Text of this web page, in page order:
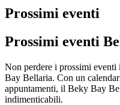
Prossimi eventi
Prossimi eventi
Non perdere i prossimi
Bay Bellaria. Con un
appuntamenti, il Beky Bay
indimenticabili.